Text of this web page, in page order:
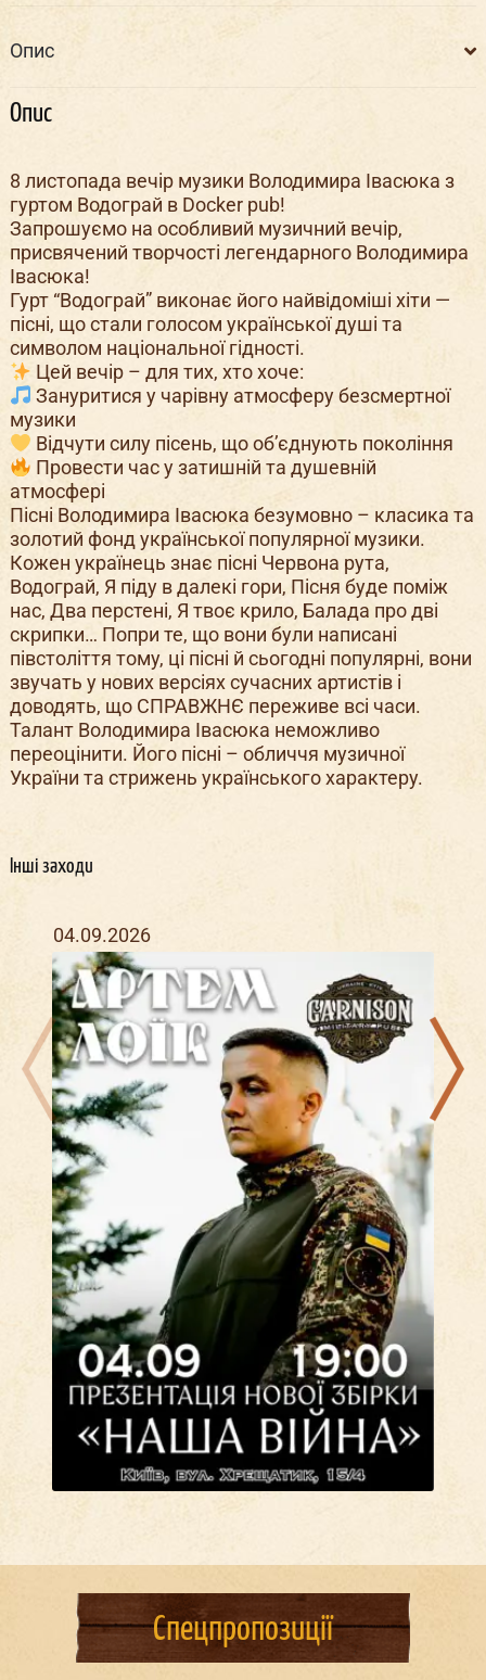
Опис
Опис
8 листопада вечір музики Володимира Івасюка з
гуртом Водограй в Docker pub!
Запрошуємо на особливий музичний вечір,
присвячений творчості легендарного Володимира
Івасюка!
Гурт “Водограй” виконає його найвідоміші хіти —
пісні, що стали голосом української душі та
символом національної гідності.
Цей вечір – для тих, хто хоче:
Зануритися у чарівну атмосферу безсмертної
музики
Відчути силу пісень, що об’єднують покоління
Провести час у затишній та душевній
атмосфері
Пісні Володимира Івасюка безумовно – класика та
золотий фонд української популярної музики.
Кожен українець знає пісні Червона рута,
Водограй, Я піду в далекі гори, Пісня буде поміж
нас, Два перстені, Я твоє крило, Балада про дві
скрипки… Попри те, що вони були написані
півстоліття тому, ці пісні й сьогодні популярні, вони
звучать у нових версіях сучасних артистів і
доводять, що СПРАВЖНЄ переживе всі часи.
Талант Володимира Івасюка неможливо
переоцінити. Його пісні – обличчя музичної
України та стрижень українського характеру.
Інші заходи
04.09.2026
Спецпропозиції